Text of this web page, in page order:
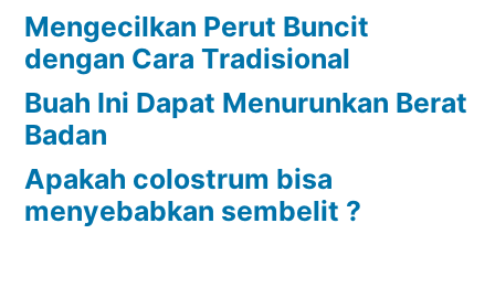
Mengecilkan Perut Buncit
dengan Cara Tradisional
Buah Ini Dapat Menurunkan Berat
Badan
Apakah colostrum bisa
menyebabkan sembelit ?